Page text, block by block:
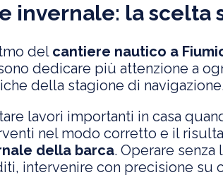
invernale: la scelta
del cantiere nautico a
dedicare più attenzione a
della stagione di
lavori importanti in casa
nel modo corretto e il
della barca. Operare
intervenire con precisione su